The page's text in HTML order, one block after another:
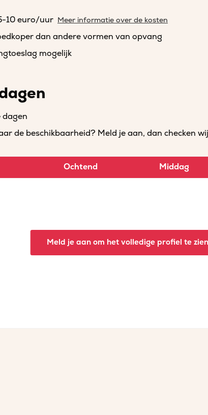
10 euro/uur Meer informatie over de kosten
dan andere vormen van opvang
mogelijk
dagen
de beschikbaarheid? Meld je aan, dan checken
Ochtend Middag
Meld je aan om het volledige profiel te zien